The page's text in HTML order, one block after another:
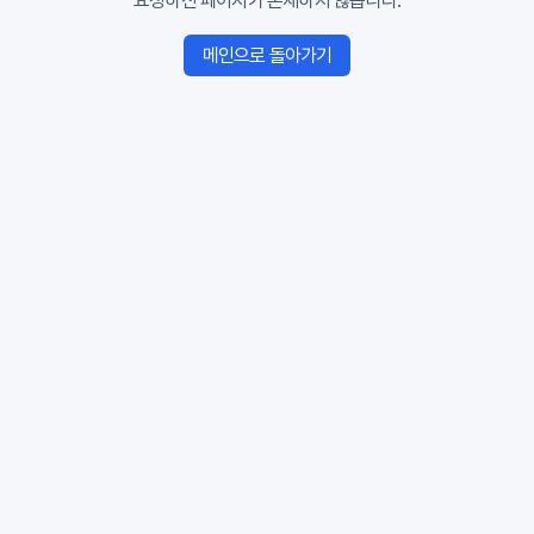
메인으로 돌아가기